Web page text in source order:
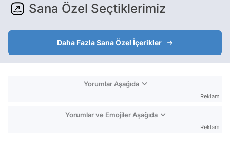
Sana Özel Seçtiklerimiz
Daha Fazla Sana Özel İçerikler
Yorumlar Aşağıda
Reklam
Yorumlar ve Emojiler Aşağıda
Reklam